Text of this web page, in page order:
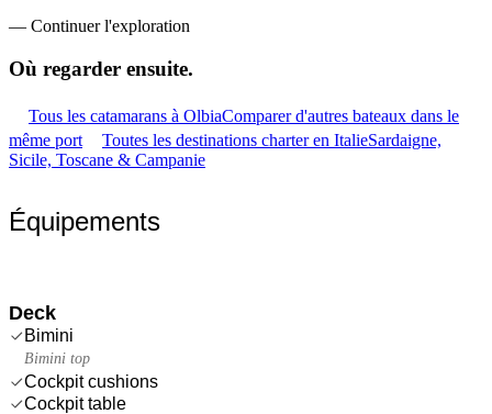
— Continuer l'exploration
Où regarder ensuite.
Tous les catamarans à OlbiaComparer d'autres bateaux dans le
même port
Toutes les destinations charter en ItalieSardaigne,
Sicile, Toscane & Campanie
Équipements
Deck
Bimini
Bimini top
Cockpit cushions
Cockpit table